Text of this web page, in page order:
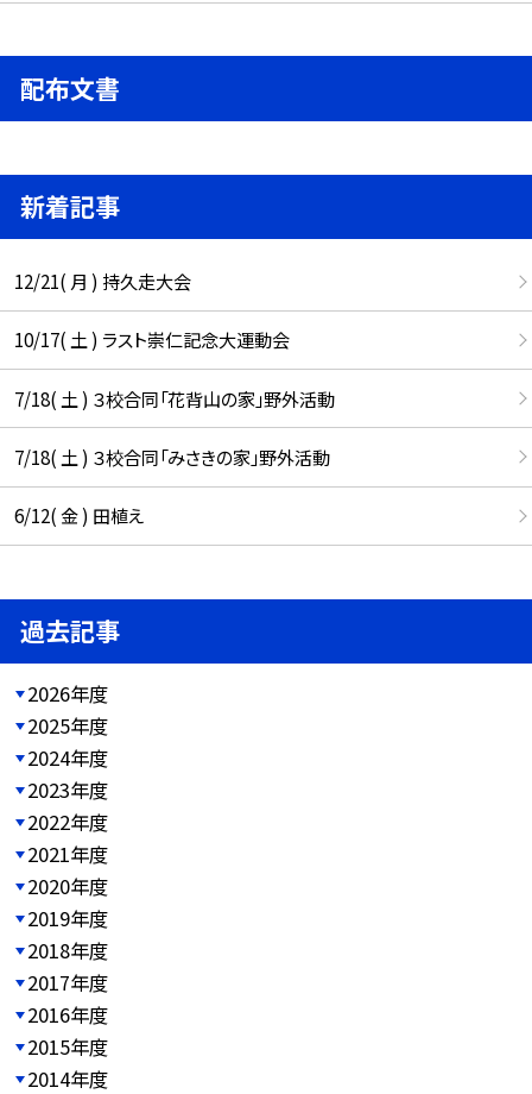
配布文書
新着記事
12/21( 月 ) 持久走大会
10/17( 土 ) ラスト崇仁記念大運動会
7/18( 土 ) ３校合同「花背山の家」野外活動
7/18( 土 ) ３校合同「みさきの家」野外活動
6/12( 金 ) 田植え
過去記事
2026年度
2025年度
2024年度
2023年度
2022年度
2021年度
2020年度
2019年度
2018年度
2017年度
2016年度
2015年度
2014年度